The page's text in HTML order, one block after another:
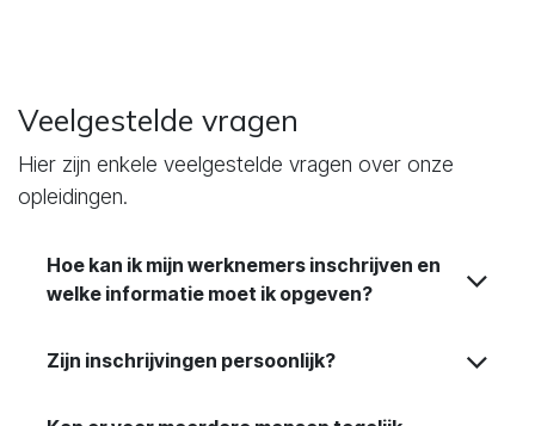
Veelgestelde vragen
Hier zijn enkele veelgestelde vragen over onze
opleidingen.
Hoe kan ik mijn werknemers inschrijven en
welke informatie moet ik opgeven?
Zijn inschrijvingen persoonlijk?